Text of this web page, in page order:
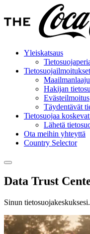
Yleiskatsaus
Tietosuojailmoitukset
Hakijan
Evästeilmoitus
Täydentävät
Tietosuojaa
Lähetä
Ota meihin yhteyttä
Country Selector
Data Trust
Sinun tietosuojakeskuksesi.